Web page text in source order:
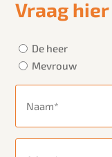
Vraag
Aanhef(Vereist)
De heer
Mevrouw